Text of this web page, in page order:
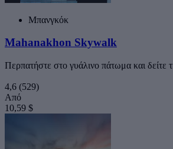
Μπανγκόκ
Mahanakhon Skywalk
Περπατήστε στο γυάλινο πάτωμα και δείτε
4,6 (529)
Από
10,59 $